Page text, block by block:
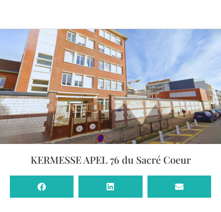
KERMESSE APEL 76 du Sacré Coeur